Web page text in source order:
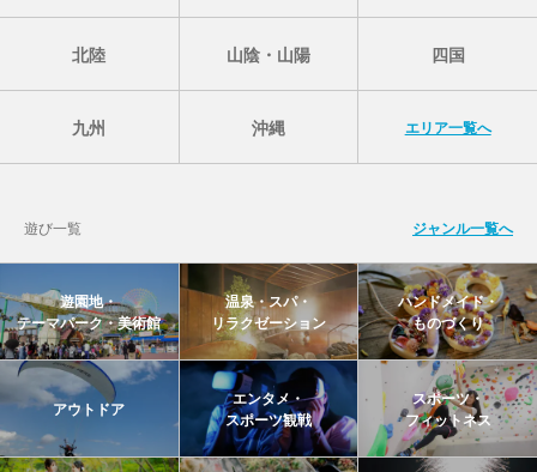
北陸 山陰・山陽 四国
九州 沖縄 エリア一覧へ
遊び一覧 ジャンル一覧へ
遊園地・
テーマパーク・美術館
温泉・スパ・
リラクゼーション
ハンドメイド・
ものづくり
アウトドア
エンタメ・
スポーツ観戦
スポーツ・
フィットネス